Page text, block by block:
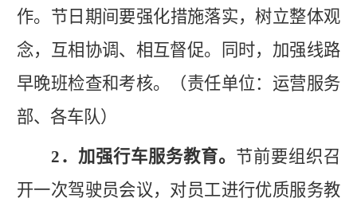
作。 节日 期间要强化措施落实，树立整体观
念，互相协调、相互督促。同时，加强线路
早晚班检查和考核。（责任单位：运营服务
部、各车队）
2．加强行车服务教育。 节前要组织召
开一次驾驶员会议，对员工进行优质服务教